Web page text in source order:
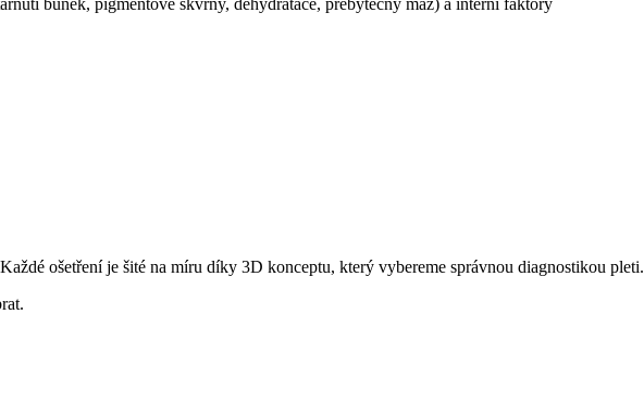
buněk, pigmentové skvrny, dehydratace, přebytečný maz) a interní faktory
ošetření je šité na míru díky 3D konceptu, který vybereme správnou diagnostikou pleti.